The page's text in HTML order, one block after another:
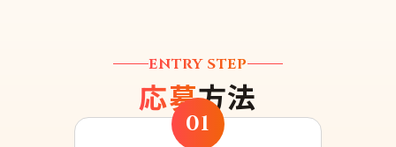
ENTRY STEP
応募方法
01